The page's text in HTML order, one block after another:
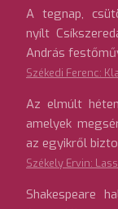
A tegnap,
nyílt
András
Székedi Ferenc:
Az elmúlt
amelyek
az egyikről
Székely Ervin:
Shakespeare